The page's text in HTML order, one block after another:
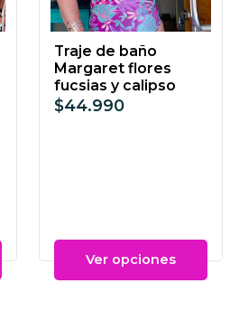
Traje de baño
Margaret flores
fucsias y calipso
$44.990
Ver opciones